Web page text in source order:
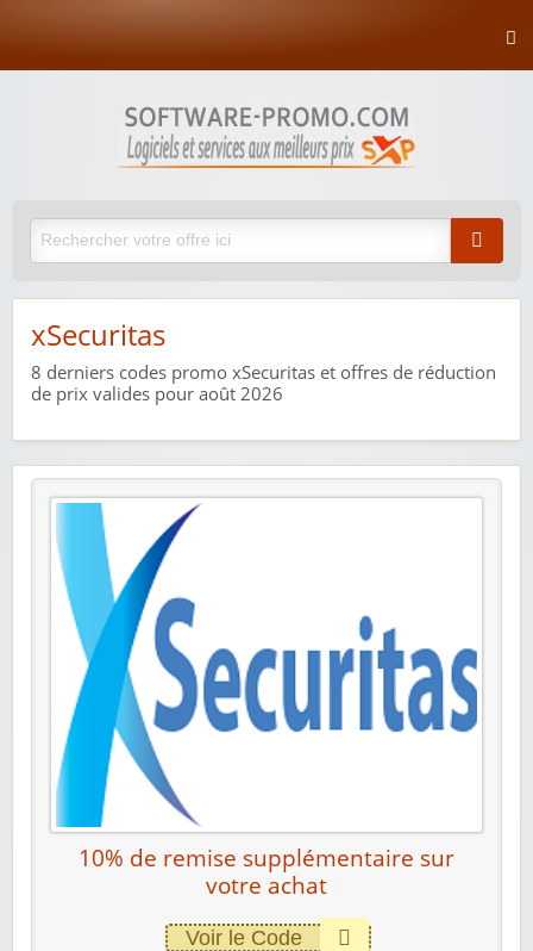
xSecuritas
8 derniers codes promo xSecuritas et offres de réduction
de prix valides pour août 2026
10% de remise supplémentaire sur
votre achat
Voir le Code